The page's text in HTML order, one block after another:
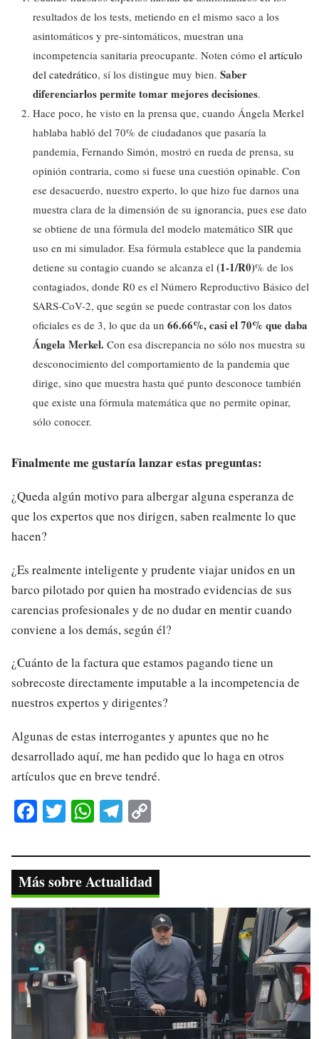
resultados de los tests, metiendo en el mismo saco a los
asintomáticos y pre-sintomáticos, muestran una
incompetencia sanitaria preocupante. Noten cómo el artículo
del catedrático, sí los distingue muy bien. Saber
diferenciarlos permite tomar mejores decisiones.
Hace poco, he visto en la prensa que, cuando Ángela Merkel
hablaba habló del 70% de ciudadanos que pasaría la
pandemia, Fernando Simón, mostró en rueda de prensa, su
opinión contraria, como si fuese una cuestión opinable. Con
ese desacuerdo, nuestro experto, lo que hizo fue darnos una
muestra clara de la dimensión de su ignorancia, pues ese dato
se obtiene de una fórmula del modelo matemático SIR que
uso en mi simulador. Esa fórmula establece que la pandemia
detiene su contagio cuando se alcanza el (1-1/R0)% de los
contagiados, donde R0 es el Número Reproductivo Básico del
SARS-CoV-2, que según se puede contrastar con los datos
oficiales es de 3, lo que da un 66.66%, casi el 70% que daba
Ángela Merkel. Con esa discrepancia no sólo nos muestra su
desconocimiento del comportamiento de la pandemia que
dirige, sino que muestra hasta qué punto desconoce también
que existe una fórmula matemática que no permite opinar,
sólo conocer.
Finalmente me gustaría lanzar estas preguntas:
¿Queda algún motivo para albergar alguna esperanza de
que los expertos que nos dirigen, saben realmente lo que
hacen?
¿Es realmente inteligente y prudente viajar unidos en un
barco pilotado por quien ha mostrado evidencias de sus
carencias profesionales y de no dudar en mentir cuando
conviene a los demás, según él?
¿Cuánto de la factura que estamos pagando tiene un
sobrecoste directamente imputable a la incompetencia de
nuestros expertos y dirigentes?
Algunas de estas interrogantes y apuntes que no he
desarrollado aquí, me han pedido que lo haga en otros
artículos que en breve tendré.
Fa
bo
ok
T
tte
r
W
ts
A
pp
Te
gr
a
m
y
Li
nk
Más sobre Actualidad